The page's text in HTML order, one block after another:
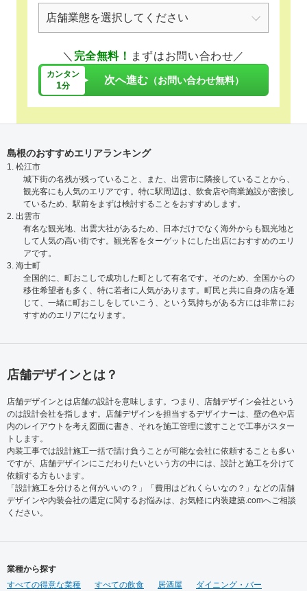
＼ 完全無料！ まずはお問い合わせ／
カンタン
1分 次へ進む （お問い合わせ無料）
島根のおすすめエリアランキング
1. 松江市
城下街の名残が残っていること、また、出雲市に隣接していることから、
観光客にも人気のエリアです。特に駅周辺は、飲食店や商業施設が密接し
ているため、駅前をまずは検討することをおすすめします。
2. 出雲市
有名な観光地、出雲大社があるため、日本だけでなく海外からも観光地と
して人気の高い街です。観光客をターゲットにした出店におすすめのエリ
アです。
3. 海士町
全国的に、町おこしで成功した町として有名です。そのため、全国からの
移住希望者も多く、特に若者に人気があります。町民と共に自身の店を通
じて、一緒に町おこしをしていこう、という気持ちがある方には非常にお
すすめのエリアになります。
店舗デザインとは？
店舗デザインとは店舗の設計を意味します。つまり、店舗デザイン会社という
のは設計会社を指します。店舗デザインを担当するデザイナーは、壁の色や店
内のレイアウトを考え図面に書き、それを施工管理に渡すことで工事がスター
トします。
内装工事では設計施工一括で請け負うことが可能な会社に依頼することも多い
ですが、店舗デザインにこだわりたいという方の中には、設計と施工を分けて
依頼する方もいます。
「設計施工を分けると何がいいの？」「費用はどれくらいなの？」などの店舗
デザインや内装会社の選定に関するお悩みは、お気軽に内装建築.comへご相談
ください。
業種から探す
すべての得意な業種
すべての飲食 居酒屋
ダイニング・バー